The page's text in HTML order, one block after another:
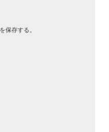
保存する。